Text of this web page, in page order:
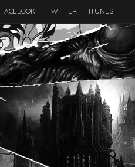
FACEBOOK TWITTER ITUNES